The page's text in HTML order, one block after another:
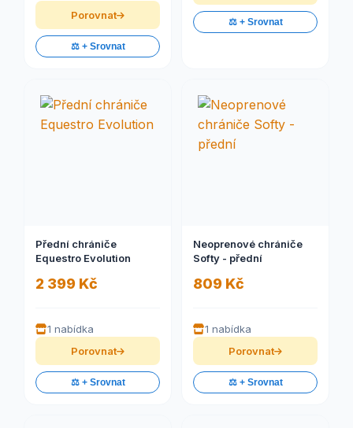
Porovnat
⚖️ + Srovnat
⚖️ + Srovnat
Přední chrániče
Equestro Evolution
2 399 Kč
1 nabídka
Porovnat
⚖️ + Srovnat
Neoprenové chrániče
Softy - přední
809 Kč
1 nabídka
Porovnat
⚖️ + Srovnat